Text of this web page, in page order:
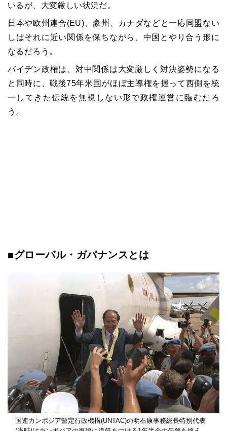
いるが、大変厳しい状況だ。
日本や欧州連合(EU)、豪州、カナダなどと一応同盟ない
しはそれに近い関係を保ちながら、中国とやり合う形に
なるだろう。
バイデン政権は、対中関係は大変厳しく対決姿勢になる
と同時に、戦後75年米国がほぼ主導権を握って西側を統
一してきた伝統を無視しない形で政権運営に臨むだろ
う。
■グローバル・ガバナンスとは
国連カンボジア暫定行政機構(UNTAC)の明石康事務総長特別代表